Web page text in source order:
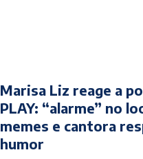
Marisa Liz reage a
PLAY: “alarme” no
memes e cantora
humor